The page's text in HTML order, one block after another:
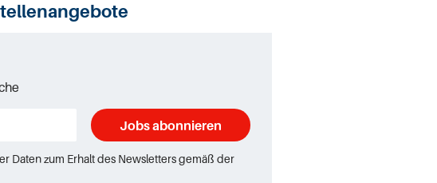
Jobs abonnieren
Daten zum Erhalt des Newsletters gemäß der